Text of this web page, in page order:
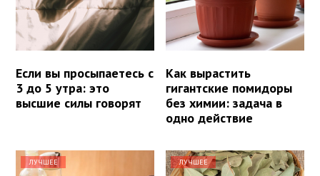
Если вы просыпаетесь с
3 до 5 утра: это
высшие силы говорят
Как вырастить
гигантские помидоры
без химии: задача в
одно действие
ЛУЧШЕЕ ЛУЧШЕЕ